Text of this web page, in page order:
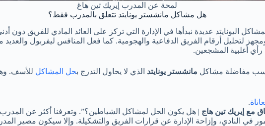
لمحة عن المدرب إيريك تين هاغ
هل مشاكل مانشستر يونايتد تتعلق بالمدرب فقط؟
اليونايتد عديدة نبدأها في الإدارة التي تركز على العائد المادي للفريق دون
لتحليل أرقام الفريق الدفاعية والهجومية. كما فعل المنافس ليفربول
رأي أغلبية المشجعين.
حسب مفاضلة مشاكل مانشستر يونايتد الذي لا يحاول التدرج بحل المشاكل للأسف.
.
مع إيريك تين هاج | هل يكون الحل لمشاكل الشياطين؟”. وتعرفنا أكثر عن
في النادي، وإزاحة الإدارة عن قرارات الفريق والتشكيلة. وإلا سيكون مصير